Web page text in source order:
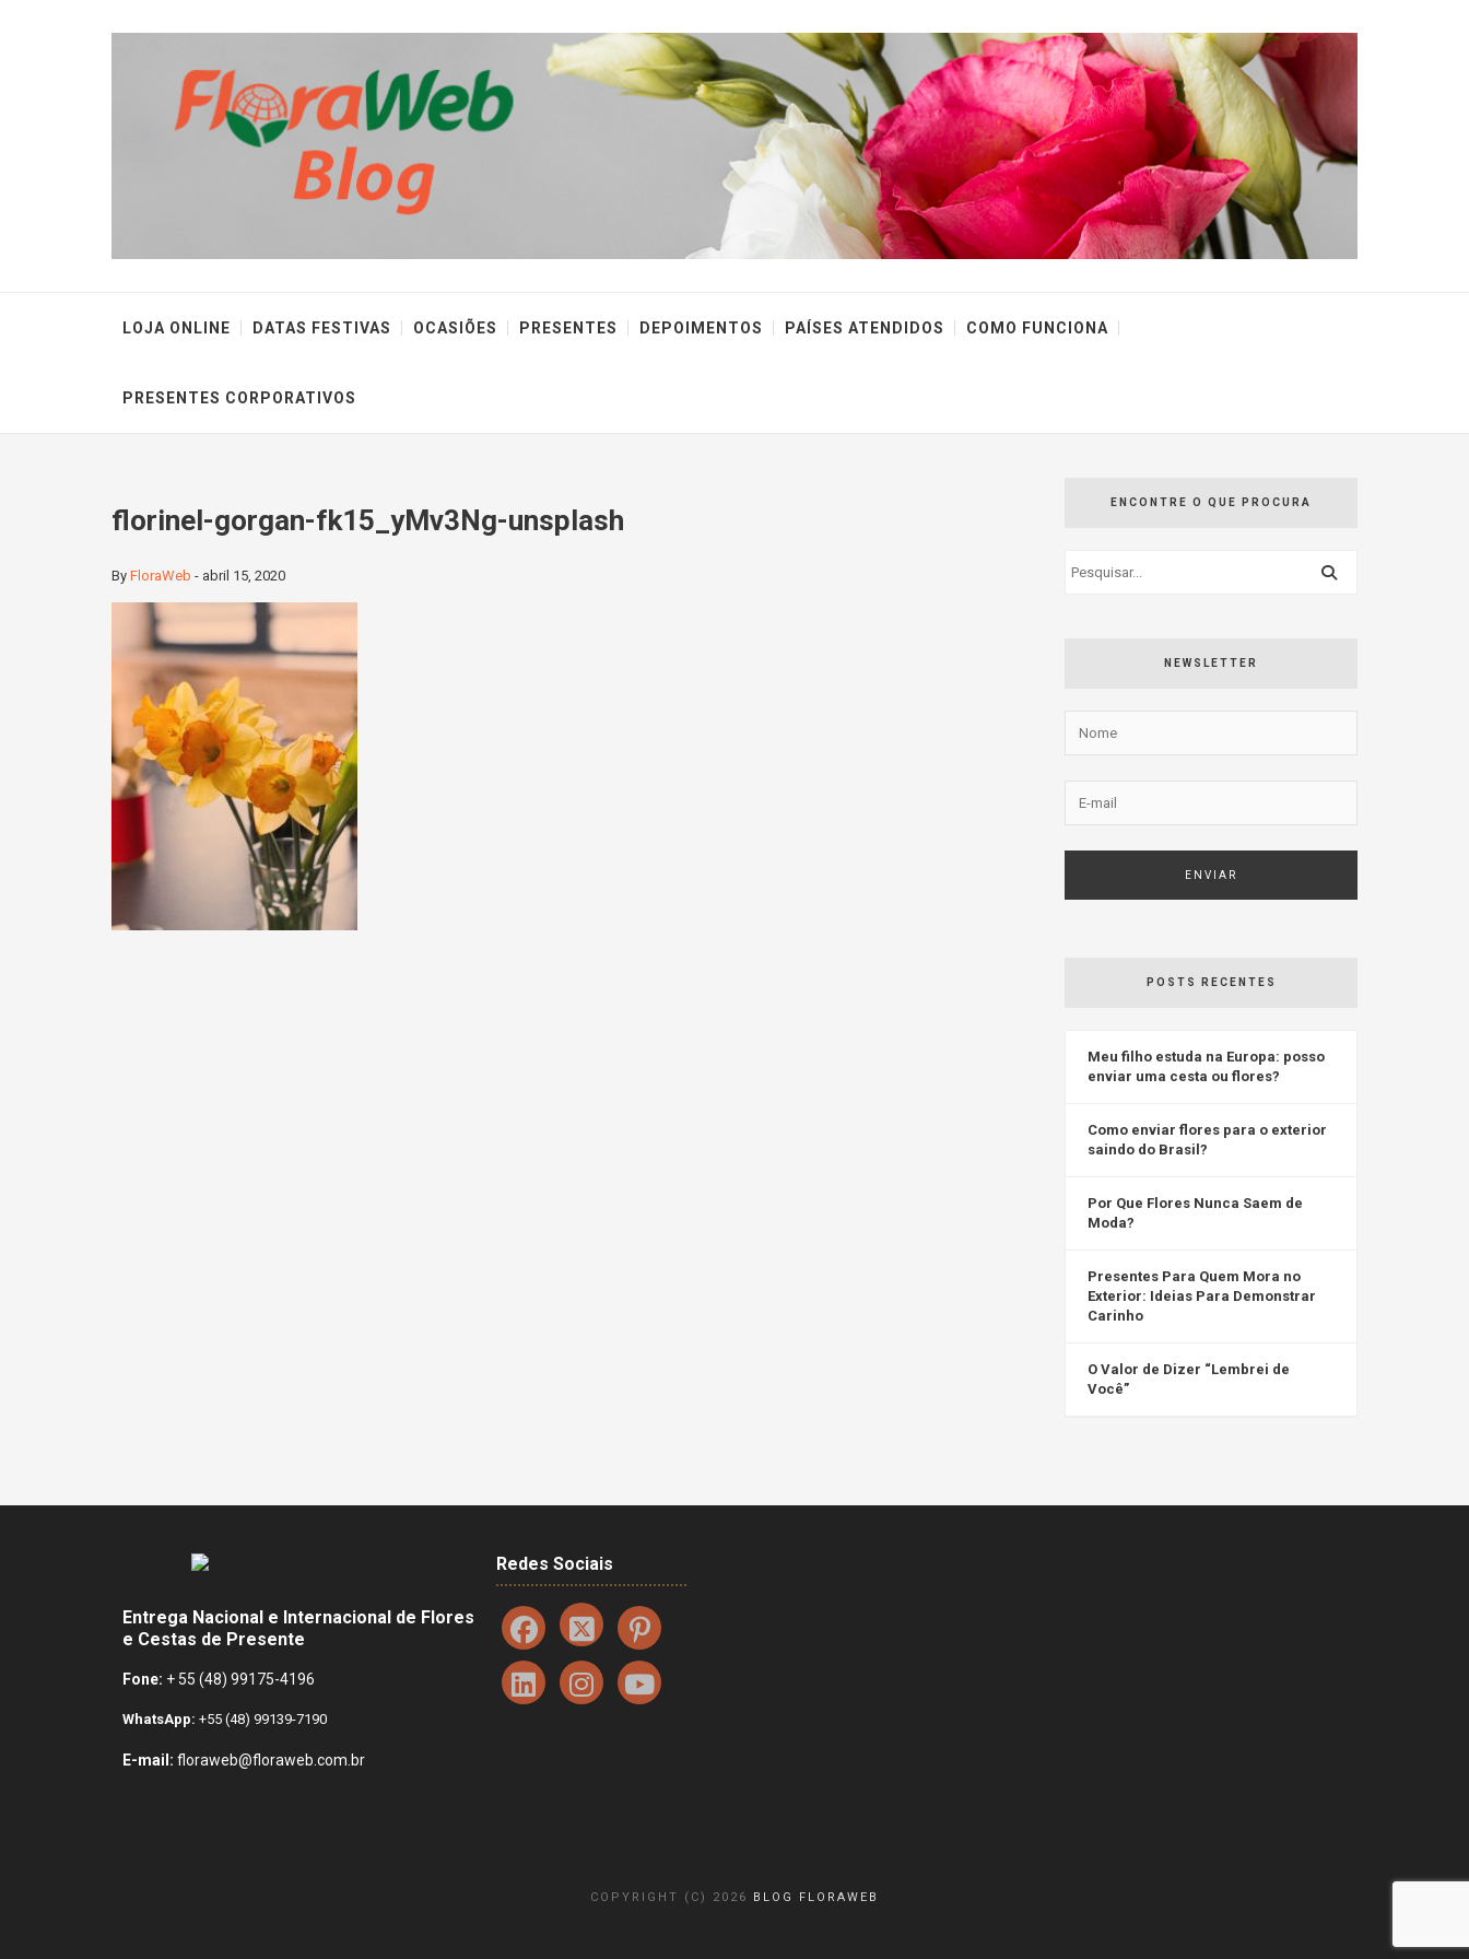
LOJA ONLINE DATAS FESTIVAS OCASIÕES PRESENTES DEPOIMENTOS PAÍSES ATENDIDOS COMO FUNCIONA
PRESENTES CORPORATIVOS
florinel-gorgan-fk15_yMv3Ng-unsplash
By FloraWeb - abril 15, 2020
ENCONTRE O QUE PROCURA
NEWSLETTER
POSTS RECENTES
Meu filho estuda na Europa: posso
enviar uma cesta ou flores?
Como enviar flores para o exterior
saindo do Brasil?
Por Que Flores Nunca Saem de
Moda?
Presentes Para Quem Mora no
Exterior: Ideias Para Demonstrar
Carinho
O Valor de Dizer “Lembrei de
Você”
Entrega Nacional e Internacional de Flores
e Cestas de Presente
Fone: + 55 (48) 99175-4196
WhatsApp: +55 (48) 99139-7190
E-mail: floraweb@floraweb.com.br
Redes Sociais
COPYRIGHT (C) 2026 BLOG FLORAWEB